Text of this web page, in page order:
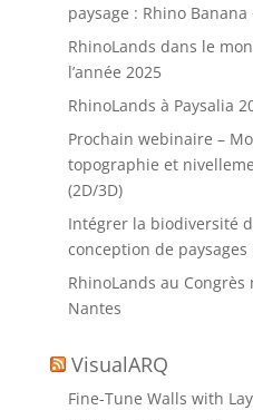
paysage : Rhino Banana
RhinoLands dans le
l’année 2025
RhinoLands à Paysalia
Prochain webinaire –
topographie et
(2D/3D)
Intégrer la biodiversité
conception de paysages
RhinoLands au Congrès
Nantes
VisualARQ
Fine-Tune Walls with